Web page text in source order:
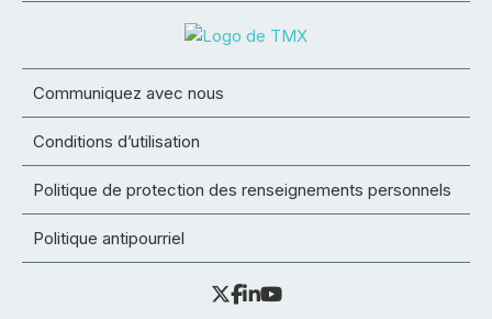
Communiquez avec nous
Conditions d’utilisation
Politique de protection des renseignements personnels
Politique antipourriel